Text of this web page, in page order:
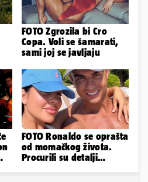
FOTO Zgrozila bi Cro
Copa. Voli se šamarati,
sami joj se javljaju
FOTO Ronaldo se oprašta
od momačkog života.
Procurili su detalji